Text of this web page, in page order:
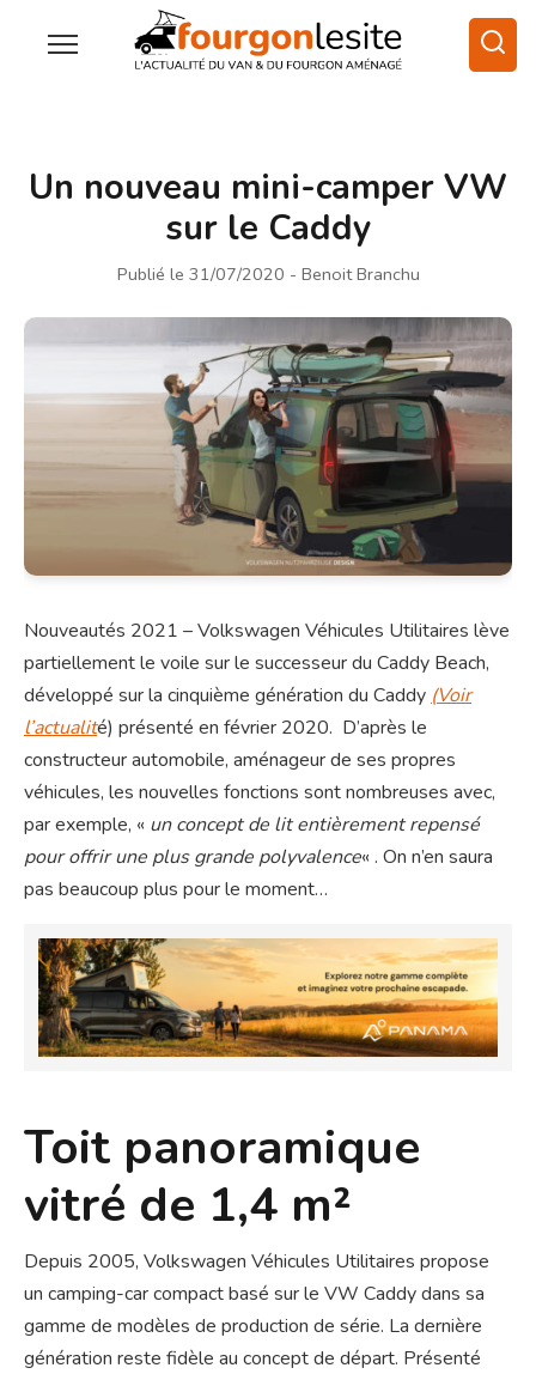
Un nouveau mini-camper VW
sur le Caddy
Publié le 31/07/2020 - Benoit Branchu
Nouveautés 2021 – Volkswagen Véhicules Utilitaires lève
partiellement le voile sur le successeur du Caddy Beach,
développé sur la cinquième génération du Caddy (Voir
l’actualité) présenté en février 2020. D’après le
constructeur automobile, aménageur de ses propres
véhicules, les nouvelles fonctions sont nombreuses avec,
par exemple, « un concept de lit entièrement repensé
pour offrir une plus grande polyvalence« . On n’en saura
pas beaucoup plus pour le moment…
Toit panoramique
vitré de 1,4 m²
Depuis 2005, Volkswagen Véhicules Utilitaires propose
un camping-car compact basé sur le VW Caddy dans sa
gamme de modèles de production de série. La dernière
génération reste fidèle au concept de départ. Présenté